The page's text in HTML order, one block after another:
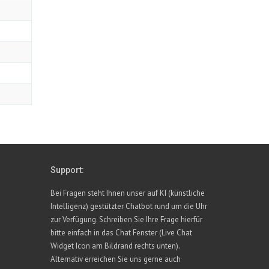
Support:
Bei Fragen steht Ihnen unser auf KI (künstliche
Intelligenz) gestützter Chatbot rund um die Uhr
zur Verfügung. Schreiben Sie Ihre Frage hierfür
bitte einfach in das Chat Fenster (Live Chat
Widget Icon am Bildrand rechts unten).
Alternativ erreichen Sie uns gerne auch